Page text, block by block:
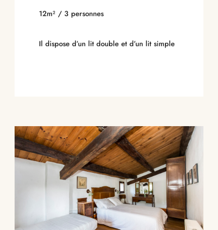
12m² / 3 personnes
Il dispose d’un lit double et d’un lit simple